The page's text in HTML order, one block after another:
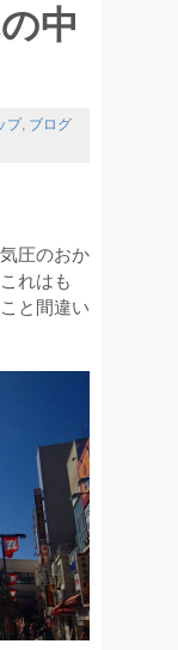
中
プ, ブログ
圧のおか
れはも
と間違い